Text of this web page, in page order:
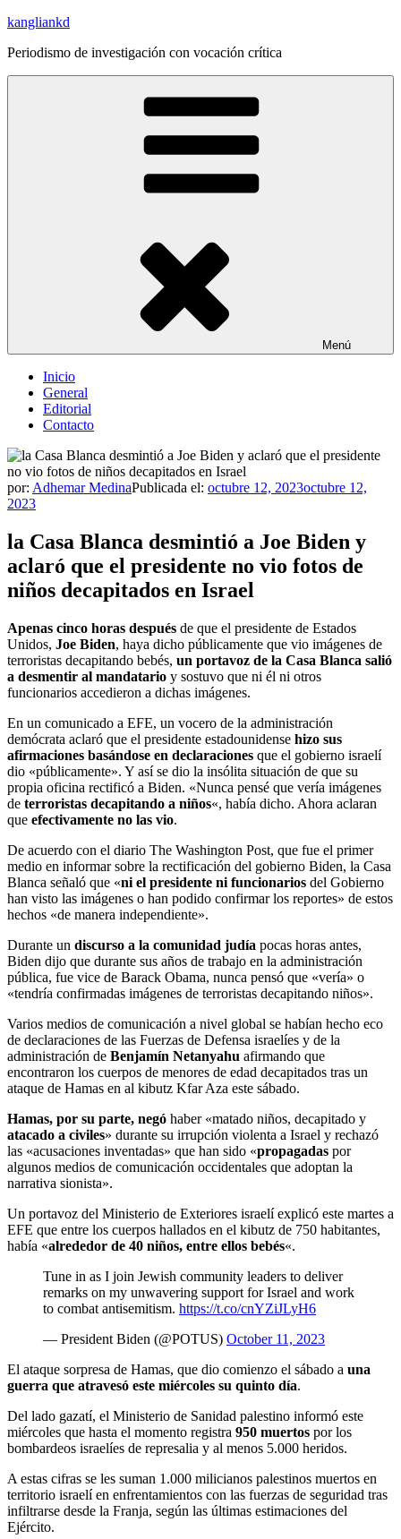
Saltar
contenido
kangliankd
Periodismo de investigación con vocación crítica
Menú
Inicio
General
Editorial
Contacto
por: Adhemar MedinaPublicada el: octubre 12, 2023octubre 12,
2023
la Casa Blanca desmintió a Joe Biden y
aclaró que el presidente no vio fotos de
niños decapitados en Israel
Apenas cinco horas después de que el presidente de Estados
Unidos, Joe Biden, haya dicho públicamente que vio imágenes de
terroristas decapitando bebés, un portavoz de la Casa Blanca salió
a desmentir al mandatario y sostuvo que ni él ni otros
funcionarios accedieron a dichas imágenes.
En un comunicado a EFE, un vocero de la administración
demócrata aclaró que el presidente estadounidense hizo sus
afirmaciones basándose en declaraciones que el gobierno israelí
dio «públicamente». Y así se dio la insólita situación de que su
propia oficina rectificó a Biden. «Nunca pensé que vería imágenes
de terroristas decapitando a niños«, había dicho. Ahora aclaran
que efectivamente no las vio.
De acuerdo con el diario The Washington Post, que fue el primer
medio en informar sobre la rectificación del gobierno Biden, la Casa
Blanca señaló que «ni el presidente ni funcionarios del Gobierno
han visto las imágenes o han podido confirmar los reportes» de estos
hechos «de manera independiente».
Durante un discurso a la comunidad judía pocas horas antes,
Biden dijo que durante sus años de trabajo en la administración
pública, fue vice de Barack Obama, nunca pensó que «vería» o
«tendría confirmadas imágenes de terroristas decapitando niños».
Varios medios de comunicación a nivel global se habían hecho eco
de declaraciones de las Fuerzas de Defensa israelíes y de la
administración de Benjamín Netanyahu afirmando que
encontraron los cuerpos de menores de edad decapitados tras un
ataque de Hamas en al kibutz Kfar Aza este sábado.
Hamas, por su parte, negó haber «matado niños, decapitado y
atacado a civiles» durante su irrupción violenta a Israel y rechazó
las «acusaciones inventadas» que han sido «propagadas por
algunos medios de comunicación occidentales que adoptan la
narrativa sionista».
Un portavoz del Ministerio de Exteriores israelí explicó este martes a
EFE que entre los cuerpos hallados en el kibutz de 750 habitantes,
había «alrededor de 40 niños, entre ellos bebés«.
Tune in as I join Jewish community leaders to deliver
remarks on my unwavering support for Israel and work
to combat antisemitism. https://t.co/cnYZiJLyH6
— President Biden (@POTUS) October 11, 2023
El ataque sorpresa de Hamas, que dio comienzo el sábado a una
guerra que atravesó este miércoles su quinto día.
Del lado gazatí, el Ministerio de Sanidad palestino informó este
miércoles que hasta el momento registra 950 muertos por los
bombardeos israelíes de represalia y al menos 5.000 heridos.
A estas cifras se les suman 1.000 milicianos palestinos muertos en
territorio israelí en enfrentamientos con las fuerzas de seguridad tras
infiltrarse desde la Franja, según las últimas estimaciones del
Ejército.